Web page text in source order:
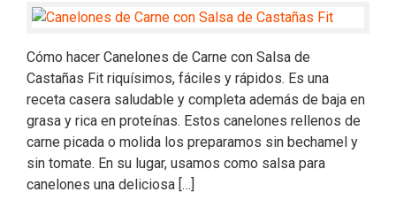
Cómo hacer Canelones de Carne con Salsa de
Castañas Fit riquísimos, fáciles y rápidos. Es una
receta casera saludable y completa además de baja en
grasa y rica en proteínas. Estos canelones rellenos de
carne picada o molida los preparamos sin bechamel y
sin tomate. En su lugar, usamos como salsa para
canelones una deliciosa […]